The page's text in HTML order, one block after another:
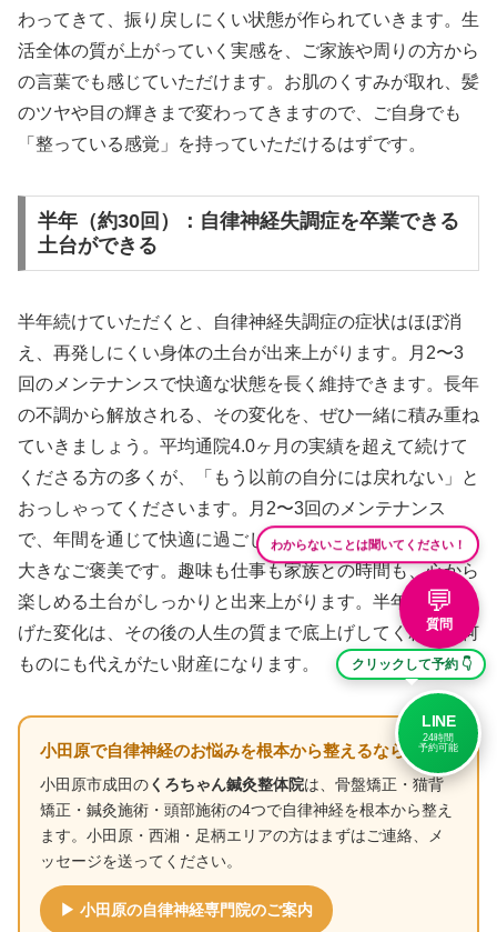
わってきて、振り戻しにくい状態が作られていきます。生
活全体の質が上がっていく実感を、ご家族や周りの方から
の言葉でも感じていただけます。お肌のくすみが取れ、髪
のツヤや目の輝きまで変わってきますので、ご自身でも
「整っている感覚」を持っていただけるはずです。
半年（約30回）：自律神経失調症を卒業できる
土台ができる
半年続けていただくと、自律神経失調症の症状はほぼ消
え、再発しにくい身体の土台が出来上がります。月2〜3
回のメンテナンスで快適な状態を長く維持できます。長年
の不調から解放される、その変化を、ぜひ一緒に積み重ね
ていきましょう。平均通院4.0ヶ月の実績を超えて続けて
くださる方の多くが、「もう以前の自分には戻れない」と
おっしゃってくださいます。月2〜3回のメンテナンス
で、年間を通じて快適に過ごしていけるのが、この段階の
大きなご褒美です。趣味も仕事も家族との時間も、心から
楽しめる土台がしっかりと出来上がります。半年間積み上
げた変化は、その後の人生の質まで底上げしてくれる、何
ものにも代えがたい財産になります。
小田原で自律神経のお悩みを根本から整えるなら
小田原市成田のくろちゃん鍼灸整体院は、骨盤矯正・猫背
矯正・鍼灸施術・頭部施術の4つで自律神経を根本から整え
ます。小田原・西湘・足柄エリアの方はまずはご連絡、メ
ッセージを送ってください。
▶ 小田原の自律神経専門院のご案内
わからないことは聞いてください！
💬
質問
クリックして予約 👇
LINE
24時間
予約可能